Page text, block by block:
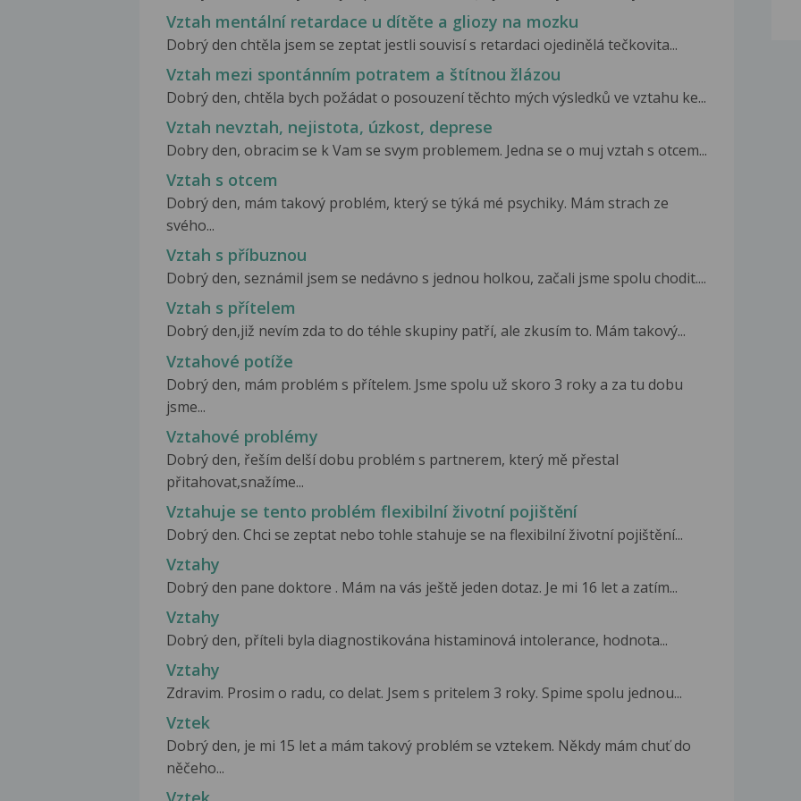
Vztah mentální retardace u dítěte a gliozy na mozku
Dobrý den chtěla jsem se zeptat jestli souvisí s retardaci ojedinělá tečkovita...
Vztah mezi spontánním potratem a štítnou žlázou
Dobrý den, chtěla bych požádat o posouzení těchto mých výsledků ve vztahu ke...
Vztah nevztah, nejistota, úzkost, deprese
Dobry den, obracim se k Vam se svym problemem. Jedna se o muj vztah s otcem...
Vztah s otcem
Dobrý den, mám takový problém, který se týká mé psychiky. Mám strach ze
svého...
Vztah s příbuznou
Dobrý den, seznámil jsem se nedávno s jednou holkou, začali jsme spolu chodit....
Vztah s přítelem
Dobrý den,již nevím zda to do téhle skupiny patří, ale zkusím to. Mám takový...
Vztahové potíže
Dobrý den, mám problém s přítelem. Jsme spolu už skoro 3 roky a za tu dobu
jsme...
Vztahové problémy
Dobrý den, řeším delší dobu problém s partnerem, který mě přestal
přitahovat,snažíme...
Vztahuje se tento problém flexibilní životní pojištění
Dobrý den. Chci se zeptat nebo tohle stahuje se na flexibilní životní pojištění...
Vztahy
Dobrý den pane doktore . Mám na vás ještě jeden dotaz. Je mi 16 let a zatím...
Vztahy
Dobrý den, příteli byla diagnostikována histaminová intolerance, hodnota...
Vztahy
Zdravim. Prosim o radu, co delat. Jsem s pritelem 3 roky. Spime spolu jednou...
Vztek
Dobrý den, je mi 15 let a mám takový problém se vztekem. Někdy mám chuť do
něčeho...